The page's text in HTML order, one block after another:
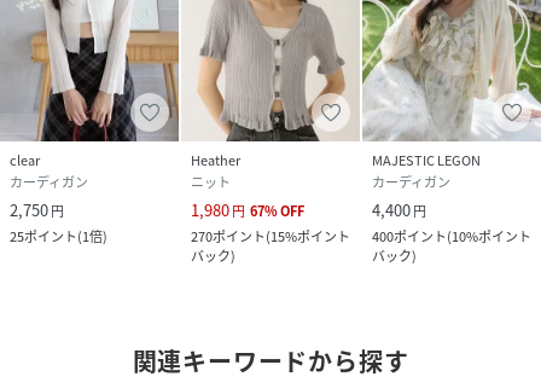
clear
カーディガン
2,750円
25ポイント(1倍)
Heather
ニット
1,980円 67%OFF
270ポイント(15%ポイント
バック)
MAJESTIC LEGON
カーディガン
4,400円
400ポイント(10%ポイント
バック)
関連キーワードから探す